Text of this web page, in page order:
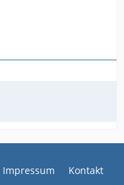
Impressum Kontakt